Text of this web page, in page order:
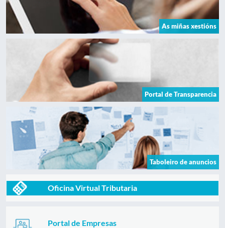
As miñas xestións
Portal de Transparencia
Taboleiro de anuncios
Oficina Virtual Tributaria
Portal de Empresas